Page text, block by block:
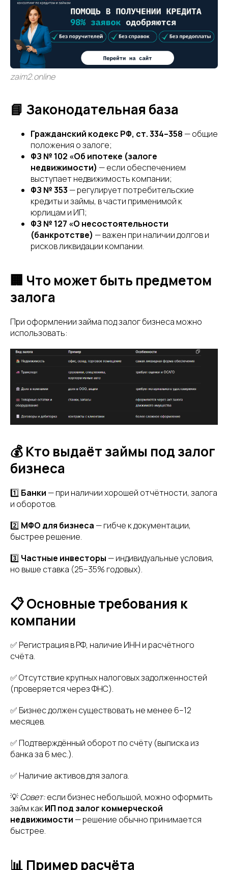
zaim2.online
📘 Законодательная база
Гражданский кодекс РФ, ст. 334–358 — общие
положения о залоге;
ФЗ № 102 «Об ипотеке (залоге
недвижимости) — если обеспечением
выступает недвижимость компании;
ФЗ № 353 — регулирует потребительские
кредиты и займы, в части применимой к
юрлицам и ИП;
ФЗ № 127 «О несостоятельности
(банкротстве) — важен при наличии долгов и
рисков ликвидации компании.
🏢 Что может быть предметом
залога
При оформлении займа под залог бизнеса можно
использовать:
💰 Кто выдаёт займы под залог
бизнеса
1️⃣ Банки — при наличии хорошей отчётности, залога
и оборотов.
2️⃣ МФО для бизнеса — гибче к документации,
быстрее решение.
3️⃣ Частные инвесторы — индивидуальные условия,
но выше ставка (25–35% годовых).
📋 Основные требования к
компании
✅ Регистрация в РФ, наличие ИНН и расчётного
счёта.
✅ Отсутствие крупных налоговых задолженностей
(проверяется через ФНС).
✅ Бизнес должен существовать не менее 6–12
месяцев.
✅ Подтверждённый оборот по счёту (выписка из
банка за 6 мес.).
✅ Наличие активов для залога.
💡Совет:если бизнес небольшой, можно оформить
займ какИП под залог коммерческой
недвижимости — решение обычно принимается
быстрее.
📊 Пример расчёта